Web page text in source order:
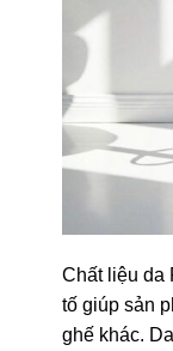
Chất liệu da
tố giúp sản
ghế khác.